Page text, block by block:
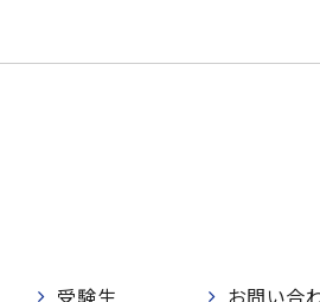
受験生 お問い合